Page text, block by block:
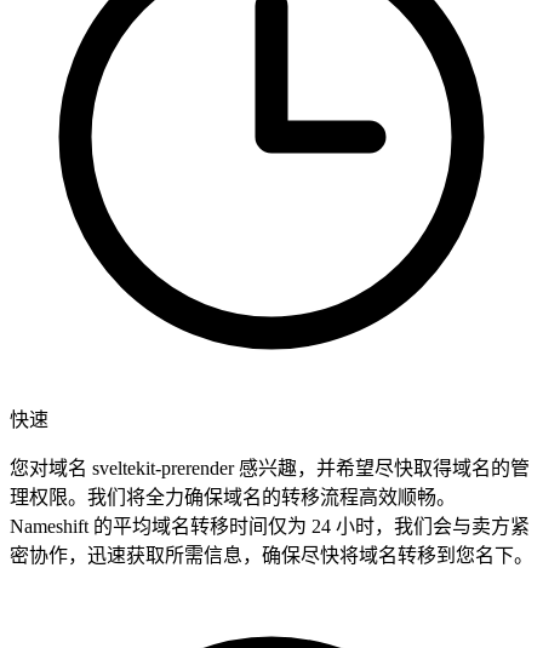
快速
您对域名 sveltekit-prerender 感兴趣，并希望尽快取得域名的管
理权限。我们将全力确保域名的转移流程高效顺畅。
Nameshift 的平均域名转移时间仅为 24 小时，我们会与卖方紧
密协作，迅速获取所需信息，确保尽快将域名转移到您名下。